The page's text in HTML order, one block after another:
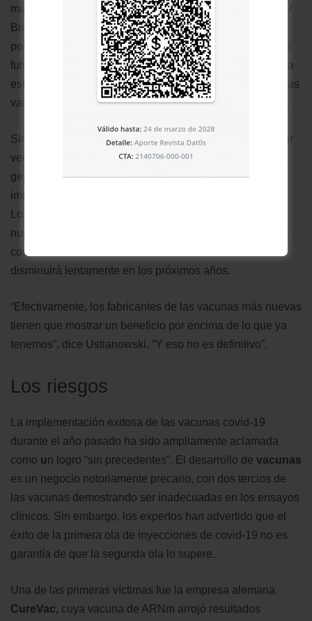
mucho más accesible que las vacunas más caras Pfizer /
BioNTech y Moderna. “Nuestro objetivo es de USD$3-5
por dosis, y creemos que ahí es donde todo sucede en el
futuro”, dice Zion. “La cantidad de subsidio del gobierno a
estos USD$25-30 por rangos de precios de dosis (para las
vacunas de ARNm) simplemente no va a ser sostenible”.
Sin embargo, en un panorama tan competitivo, queda por
ver si habrá espacio para todas las vacunas de segunda
generación en desarrollo. Por un lado, el mercado de
impulsores en países de altos ingresos es muy incierto.
Los científicos aún no tienen claro si la aparición de
nuevas variantes hará que las inmunizaciones regulares
contra el virus sean una necesidad, o si su amenaza
disminuirá lentamente en los próximos años.
“Efectivamente, los fabricantes de las vacunas más nuevas
tienen que mostrar un beneficio por encima de lo que ya
tenemos”, dice Ustianowski. “Y eso no es definitivo”.
Los riesgos
La implementación exitosa de las vacunas covid-19
durante el año pasado ha sido ampliamente aclamada
como un logro “sin precedentes”. El desarrollo de vacunas
es un negocio notoriamente precario, con dos tercios de
las vacunas demostrando ser inadecuadas en los ensayos
clínicos. Sin embargo, los expertos han advertido que el
éxito de la primera ola de inyecciones de covid-19 no es
garantía de que la segunda ola lo supere.
Una de las primeras víctimas fue la empresa alemana
CureVac, cuya vacuna de ARNm arrojó resultados